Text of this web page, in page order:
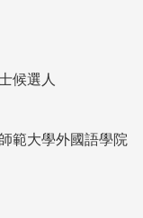
候選人
範大學外國語學院